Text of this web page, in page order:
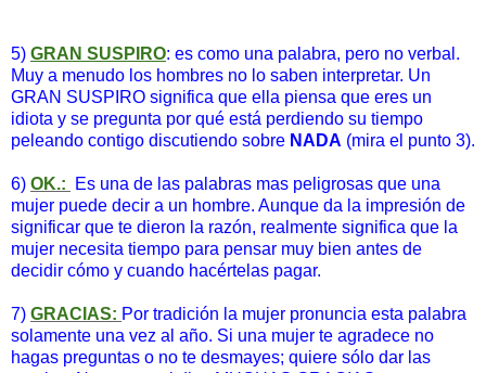
5) GRAN SUSPIRO: es como una palabra, pero no verbal.
Muy a menudo los hombres no lo saben interpretar. Un
GRAN SUSPIRO significa que ella piensa que eres un
idiota y se pregunta por qué está perdiendo su tiempo
peleando contigo discutiendo sobre NADA (mira el punto 3).
6) OK.:
Es una de las palabras mas peligrosas que una
mujer puede decir a un hombre. Aunque da la impresión de
significar que te dieron la razón, realmente significa que la
mujer necesita tiempo para pensar muy bien antes de
decidir cómo y cuando hacértelas pagar.
7) GRACIAS: Por tradición la mujer pronuncia esta palabra
solamente una vez al año. Si una mujer te agradece no
hagas preguntas o no te desmayes; quiere sólo dar las